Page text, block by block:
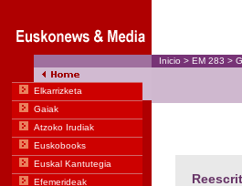
Inicio > EM 283 >